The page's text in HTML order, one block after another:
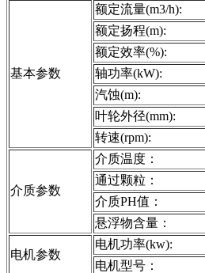
基本参数
额定流量(m3/h):
额定扬程(m):
额定效率(%):
轴功率(kW):
汽蚀(m):
叶轮外径(mm):
转速(rpm):
介质参数
介质温度：
通过颗粒：
介质PH值：
悬浮物含量：
电机参数
电机功率(kw):
电机型号：